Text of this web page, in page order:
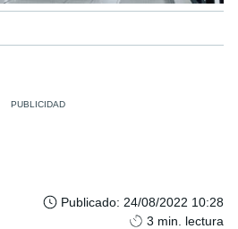
Publicado: 24/08/2022 10:28
3 min. lectura